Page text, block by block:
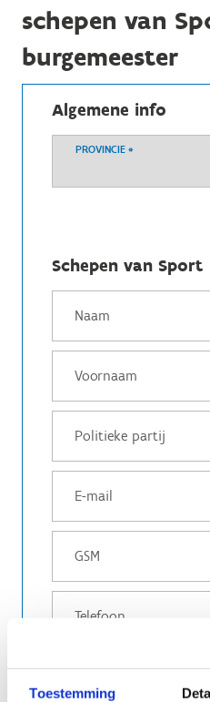
Toestemming
schepen van
burgemeester
Algemene info
PROVINCIE *
Schepen van Sport